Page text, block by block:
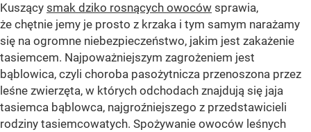
Kuszący smak dziko rosnących owoców sprawia,
że chętnie jemy je prosto z krzaka i tym samym narażamy
się na ogromne niebezpieczeństwo, jakim jest zakażenie
tasiemcem. Najpoważniejszym zagrożeniem jest
bąblowica, czyli choroba pasożytnicza przenoszona przez
leśne zwierzęta, w których odchodach znajdują się jaja
tasiemca bąblowca, najgroźniejszego z przedstawicieli
rodziny tasiemcowatych. Spożywanie owoców leśnych